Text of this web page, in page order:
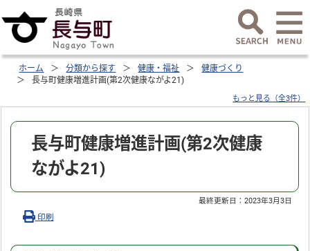
ホーム 分類から探す 健康・福祉
健康づくり
長与町健康増進計画(第2次健康ながよ21)
もっと見る（全3件）
長与町健康増進計画(第2次健康
ながよ21)
最終更新日：2023年3月3日
印刷